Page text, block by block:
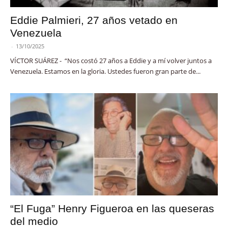
Eddie Palmieri, 27 años vetado en
Venezuela
- 13/10/2025
VÍCTOR SUÁREZ - “Nos costó 27 años a Eddie y a mí volver juntos a
Venezuela. Estamos en la gloria. Ustedes fueron gran parte de...
“El Fuga” Henry Figueroa en las queseras
del medio